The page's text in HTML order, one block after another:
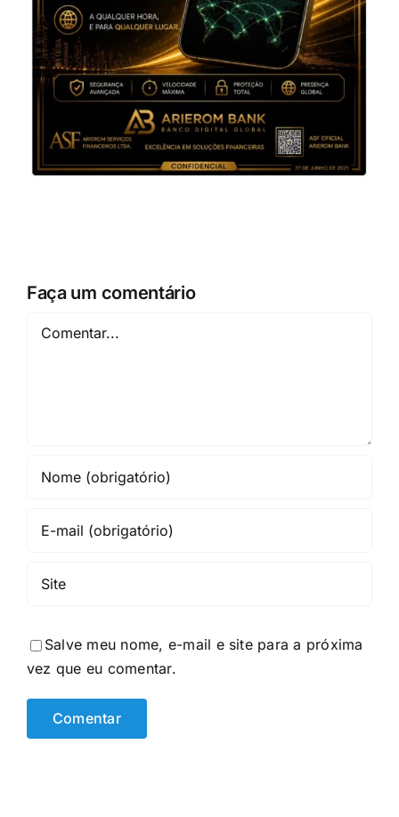
Faça um comentário
Comentar
Salve meu nome, e-mail e site para a próxima
vez que eu comentar.